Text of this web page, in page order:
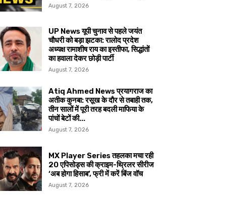
August 7, 2026
UP News यूपी चुनाव से पहले जयंत
चौधरी को बड़ा झटका: रालोद प्रदेश
अध्यक्ष रामाशीष राय का इस्तीफा, सिद्धांतों
का हवाला देकर छोड़ी पार्टी
August 7, 2026
Atiq Ahmed News प्रयागराज का
अतीक कुनबा: रसूख के दौर से तबाही तक,
तीन सालों में पूरी तरह बदली माफिया के
पांचों बेटों की...
August 7, 2026
MX Player Series तहलका मचा रही
20 एपिसोड्स की क्राइम-थ्रिलर सीरीज
‘अब होगा हिसाब’, फ्री में करें बिंज वॉच
August 7, 2026